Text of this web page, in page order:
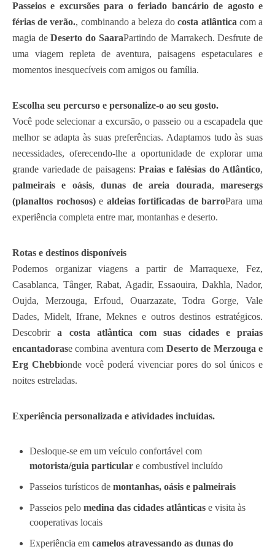
Passeios e excursões para o feriado bancário de agosto e
férias de verão., combinando a beleza docosta atlântica com a
magia deDeserto do SaaraPartindo de Marrakech. Desfrute de
uma viagem repleta de aventura, paisagens espetaculares e
momentos inesquecíveis com amigos ou família.
Escolha seu percurso e personalize-o ao seu gosto.
Você pode selecionar a excursão, o passeio ou a escapadela que
melhor se adapta às suas preferências. Adaptamos tudo às suas
necessidades, oferecendo-lhe a oportunidade de explorar uma
grande variedade de paisagens: Praias e falésias do Atlântico,
palmeirais e oásis,dunas de areia dourada,maresergs
(planaltos rochosos)e aldeias fortificadas de barroPara uma
experiência completa entre mar, montanhas e deserto.
Rotas e destinos disponíveis
Podemos organizar viagens a partir de Marraquexe, Fez,
Casablanca, Tânger, Rabat, Agadir, Essaouira, Dakhla, Nador,
Oujda, Merzouga, Erfoud, Ouarzazate, Todra Gorge, Vale
Dades, Midelt, Ifrane, Meknes e outros destinos estratégicos.
Descobrira costa atlântica com suas cidades e praias
encantadorase combina aventura com Deserto de Merzouga e
Erg Chebbionde você poderá vivenciar pores do sol únicos e
noites estreladas.
Experiência personalizada e atividades incluídas.
Desloque-se em um veículo confortável com
motorista/guia particular e combustível incluído
Passeios turísticos de montanhas, oásis e palmeirais
Passeios pelo medina das cidades atlânticas e visita às
cooperativas locais
Experiência em camelos atravessando as dunas do